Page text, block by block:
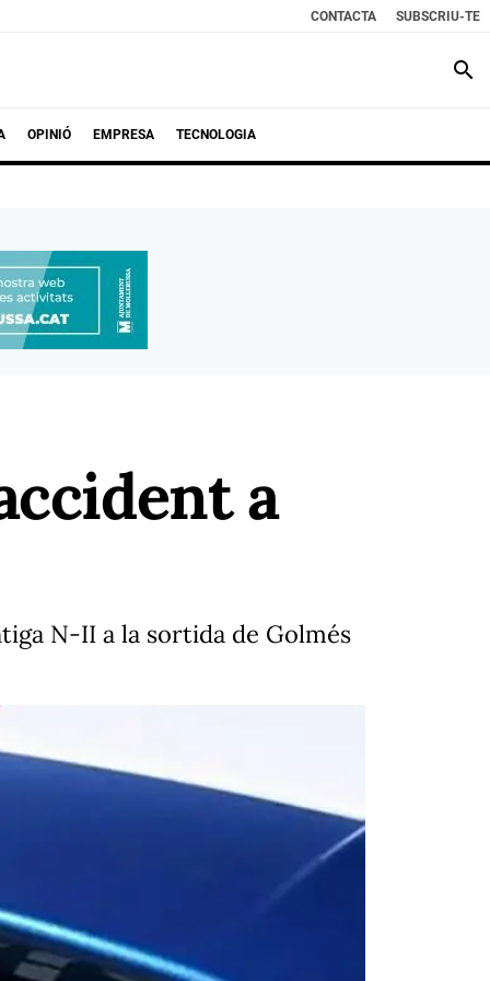
CONTACTA SUBSCRIU-TE
search
OPINIÓ EMPRESA TECNOLOGIA
a
N-II a la sortida de Golmés